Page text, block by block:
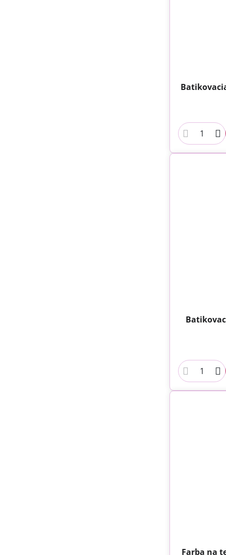
Farba na